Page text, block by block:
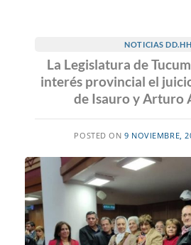
NOTICIAS
La Legislatura de
interés provincial el
de Isauro y Arturo
POSTED ON 9 NOVIEMBRE,